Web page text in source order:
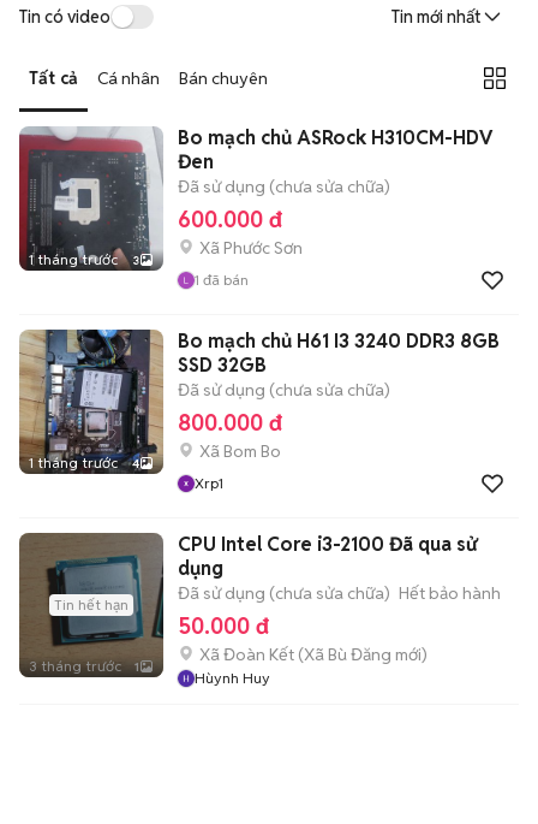
Tin có video Tin mới nhất
Tất cả Cá nhân Bán chuyên
1 tháng trước 3
Bo mạch chủ ASRock H310CM-HDV
Đen
Đã sử dụng (chưa sửa chữa)
600.000 đ
Xã Phước Sơn
1 đã bán
1 tháng trước 4
Bo mạch chủ H61 I3 3240 DDR3 8GB
SSD 32GB
Đã sử dụng (chưa sửa chữa)
800.000 đ
Xã Bom Bo
Xrp1
Tin hết hạn
3 tháng trước 1
CPU Intel Core i3-2100 Đã qua sử
dụng
Đã sử dụng (chưa sửa chữa) Hết bảo hành
50.000 đ
Xã Đoàn Kết (Xã Bù Đăng mới)
Hùynh Huy